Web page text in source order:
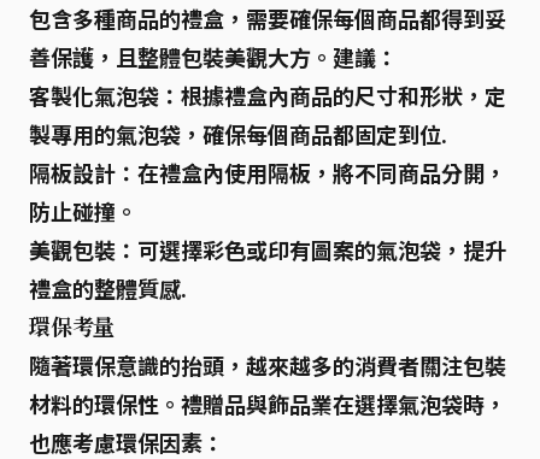
包含多種商品的禮盒，需要確保每個商品都得到妥
善保護，且整體包裝美觀大方。建議：
客製化氣泡袋： 根據禮盒內商品的尺寸和形狀，定
製專用的氣泡袋，確保每個商品都固定到位.
隔板設計： 在禮盒內使用隔板，將不同商品分開，
防止碰撞。
美觀包裝： 可選擇彩色或印有圖案的氣泡袋，提升
禮盒的整體質感.
環保考量
隨著環保意識的抬頭，越來越多的消費者關注包裝
材料的環保性。禮贈品與飾品業在選擇氣泡袋時，
也應考慮環保因素：